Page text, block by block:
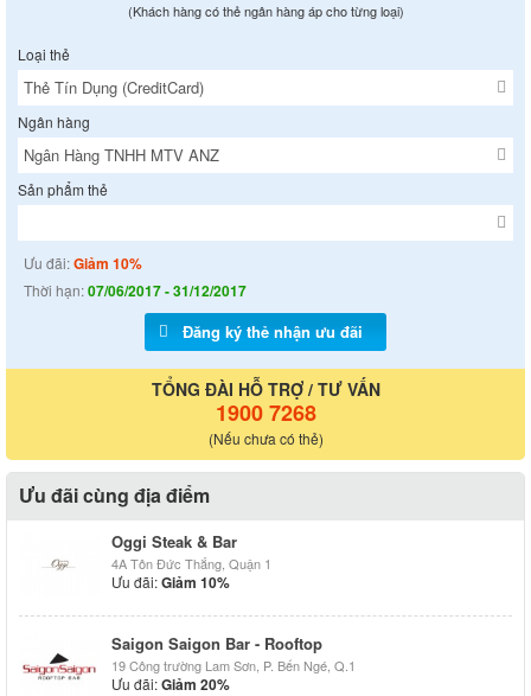
(Khách hàng có thẻ ngân hàng áp cho từng loại)
Loại thẻ
Ngân hàng
Sản phẩm thẻ
Ưu đãi:Giảm 10%
Thời hạn:07/06/2017 - 31/12/2017
Đăng ký thẻ nhận ưu đãi
TỔNG ĐÀI HỖ TRỢ / TƯ VẤN
1900 7268
(Nếu chưa có thẻ)
Ưu đãi cùng địa điểm
Oggi Steak & Bar
4A Tôn Đức Thắng, Quận 1
Ưu đãi:Giảm 10%
Saigon Saigon Bar - Rooftop
19 Công trường Lam Sơn, P. Bến Ngé, Q.1
Ưu đãi:Giảm 20%